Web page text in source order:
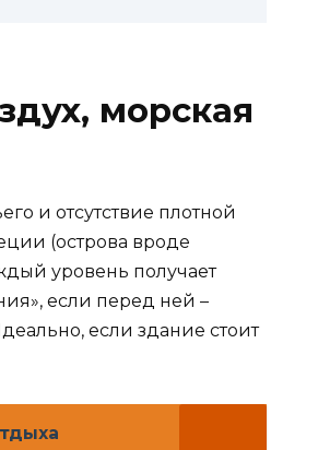
морская
и отсутствие плотной
(острова вроде
уровень получает
если перед ней –
если здание стоит